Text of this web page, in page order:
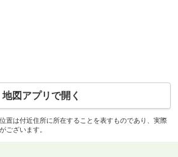
地図アプリで開く
置は付近住所に所在することを表すものであり、実際
ございます。